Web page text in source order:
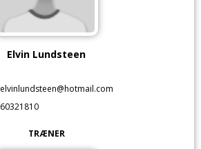
Elvin Lundsteen
elvinlundsteen@hotmail.com
60321810
TRÆNER